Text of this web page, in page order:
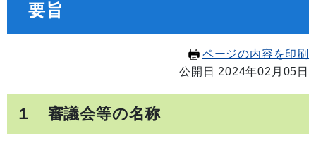
要旨
ページの内容を印刷
公開日 2024年02月05日
１ 審議会等の名称